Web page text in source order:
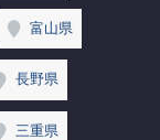
富山県
長野県
三重県